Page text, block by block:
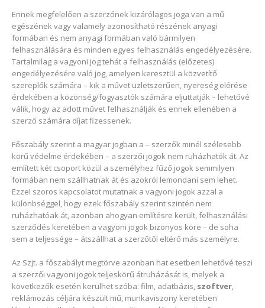
Ennek megfelelően a szerzőnek kizárólagos joga van a mű
egészének vagy valamely azonosítható részének anyagi
formában és nem anyagi formában való bármilyen
felhasználására és minden egyes felhasználás engedélyezésére.
Tartalmilag a vagyoni jog tehát a felhasználás (előzetes)
engedélyezésére való jog, amelyen keresztül a közvetítő
szereplők számára – kik a művet üzletszerűen, nyereség elérése
érdekében a közönség/fogyasztók számára eljuttatják – lehetővé
válik, hogy az adott művet felhasználják és ennek ellenében a
szerző számára díjat fizessenek.
Főszabály szerint a magyar jogban a – szerzők minél szélesebb
körű védelme érdekében – a szerzői jogok nem ruházhatók át. Az
említett két csoport közül a személyhez fűző jogok semmilyen
formában nem szállhatnak át és azokról lemondani sem lehet.
Ezzel szoros kapcsolatot mutatnak a vagyoni jogok azzal a
különbséggel, hogy ezek főszabály szerint szintén nem
ruházhatóak át, azonban ahogyan említésre került, felhasználási
szerződés keretében a vagyoni jogok bizonyos köre – de soha
sem a teljessége – átszállhat a szerzőtől eltérő más személyre.
Az Szjt. a főszabályt megtörve azonban hat esetben lehetővé teszi
a szerzői vagyoni jogok teljeskörű átruházását is, melyek a
következők esetén kerülhet szóba: film, adatbázis, szoftver,
reklámozás céljára készült mű, munkaviszony keretében